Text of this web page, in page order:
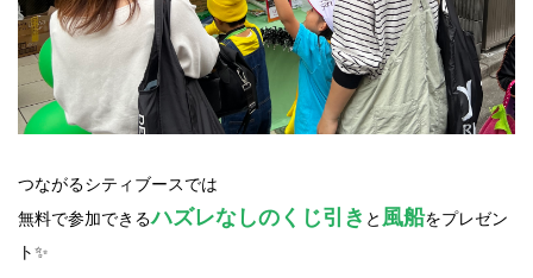
つながるシティブースでは
無料で参加できるハズレなしのくじ引き と 風船をプレゼン
ト✨